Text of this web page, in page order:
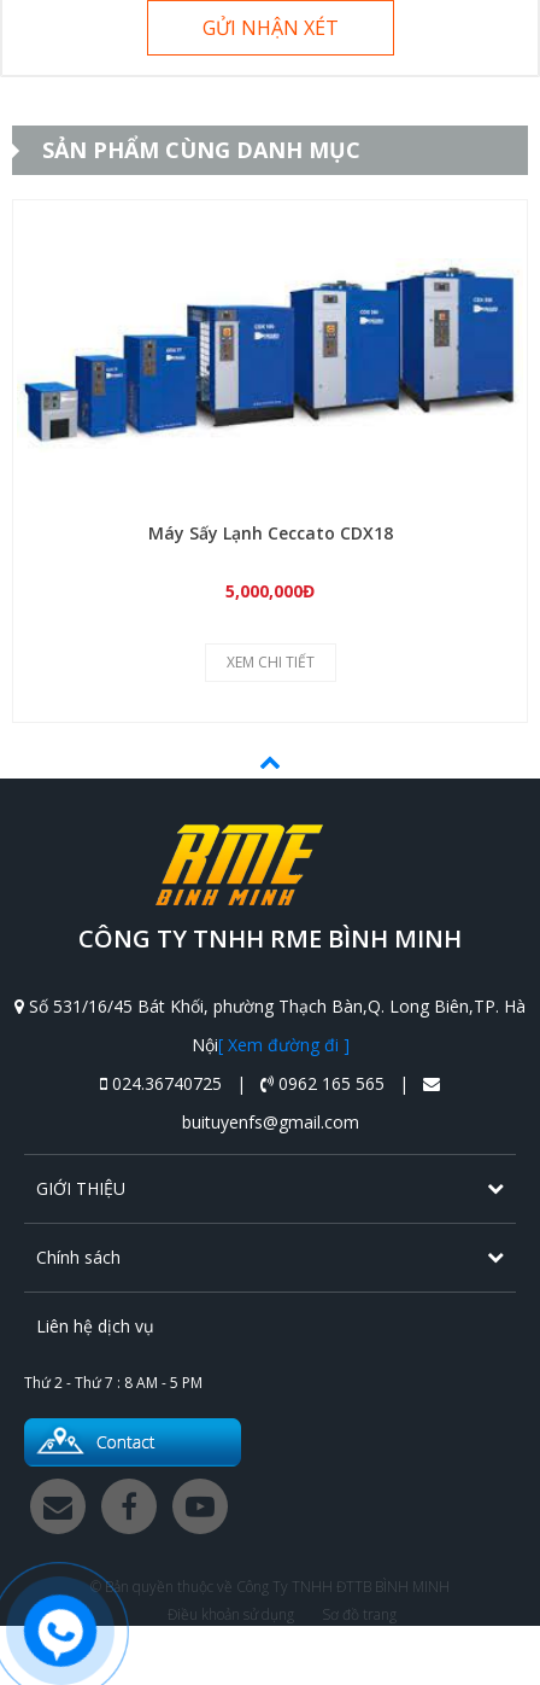
GỬI NHẬN XÉT
SẢN PHẨM CÙNG DANH MỤC
Máy Sấy Lạnh Ceccato CDX18
5,000,000Đ
XEM CHI TIẾT
CÔNG TY TNHH RME BÌNH MINH
Số 531/16/45 Bát Khối, phường Thạch Bàn,Q. Long Biên,TP. Hà
Nội[ Xem đường đi ]
024.36740725 |
0962 165 565 |
buituyenfs@gmail.com
GIỚI THIỆU
Chính sách
Liên hệ dịch vụ
Thứ 2 - Thứ 7 : 8 AM - 5 PM
© Bản quyền thuộc về Công Ty TNHH ĐTTB BÌNH MINH
Điều khoản sử dụng
Sơ đồ trang